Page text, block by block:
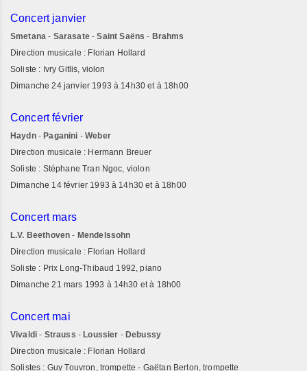
Concert janvier
Smetana- Sarasate- Saint Saëns - Brahms
Direction musicale : Florian Hollard
Soliste : Ivry Gitlis, violon
Dimanche 24 janvier 1993 à 14h30 et à 18h00
Concert février
Haydn- Paganini -Weber
Direction musicale : Hermann Breuer
Soliste : Stéphane Tran Ngoc, violon
Dimanche 14 février 1993 à 14h30 et à 18h00
Concert mars
L.V. Beethoven - Mendelssohn
Direction musicale : Florian Hollard
Soliste : Prix Long-Thibaud 1992, piano
Dimanche 21 mars 1993 à 14h30 et à 18h00
Concert mai
Vivaldi - Strauss - Loussier - Debussy
Direction musicale : Florian Hollard
Solistes : Guy Touvron, trompette - Gaëtan Berton, trompette